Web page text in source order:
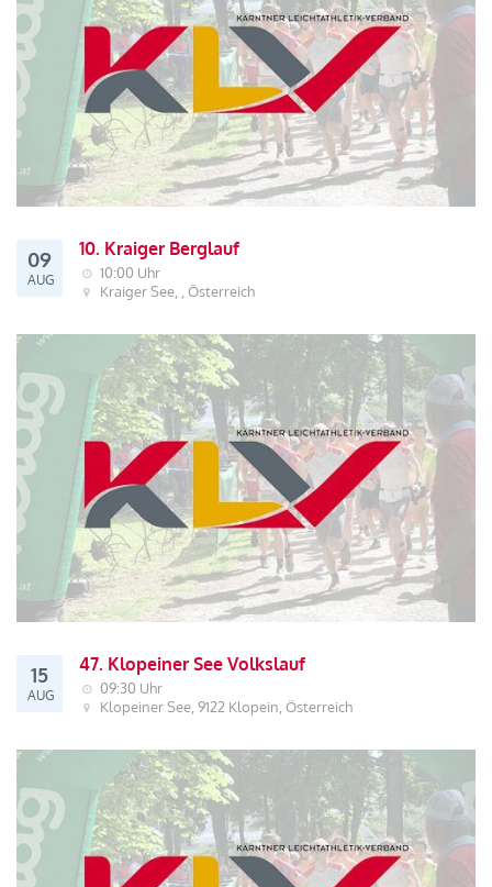
09
AUG
10. Kraiger Berglauf
10:00 Uhr
Kraiger See, , Österreich
15
AUG
47. Klopeiner See Volkslauf
09:30 Uhr
Klopeiner See, 9122 Klopein, Österreich